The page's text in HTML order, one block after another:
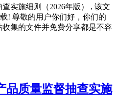
实施细则（2026年版） , 该文
! 尊敬的用户你们好，你们的
集的文件并免费分享都是不容
品质量监督抽查实施